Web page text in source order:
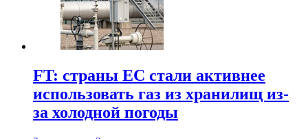
FT: страны ЕС стали активнее
использовать газ из хранилищ из-
за холодной погоды